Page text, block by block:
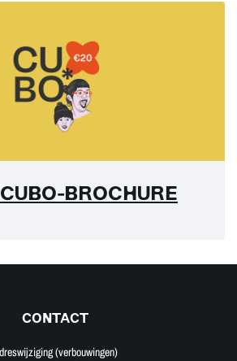
BROCHURE
CONTACT
(verbouwingen)